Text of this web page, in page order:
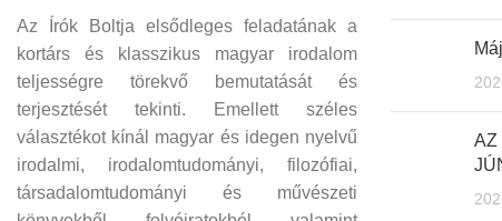
Az Írók Boltja elsődleges feladatának a
kortárs és klasszikus magyar irodalom
teljességre törekvő bemutatását és
terjesztését tekinti. Emellett széles
választékot kínál magyar és idegen nyelvű
irodalmi, irodalomtudományi, filozófiai,
társadalomtudományi és művészeti
AZ